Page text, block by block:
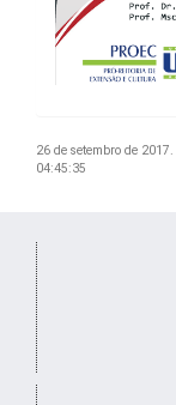
26 de setembro de 2017.
04:45:35